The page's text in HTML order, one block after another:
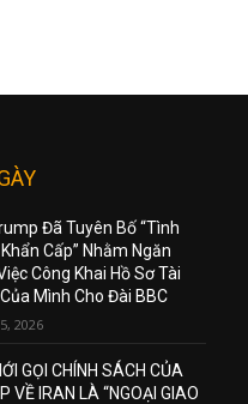
Đã Tuyên Bố “Tình
Cấp” Nhằm Ngăn
Công Khai Hồ Sơ Tài
Mình Cho Đài BBC
2026
GỌI CHÍNH SÁCH CỦA
VỀ IRAN LÀ “NGOẠI GIAO